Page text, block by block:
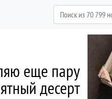
еще пару
десерт